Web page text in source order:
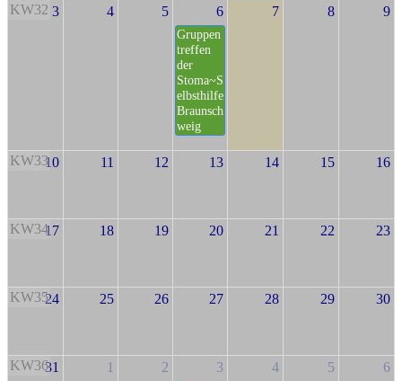
KW32 3 4 5 6
Gruppen
treffen
der
Stoma~S
elbsthilfe
Braunsch
weig
7 8 9
KW3310 11 12 13 14 15 16
KW3417 18 19 20 21 22 23
KW3524 25 26 27 28 29 30
KW3631 1 2 3 4 5 6